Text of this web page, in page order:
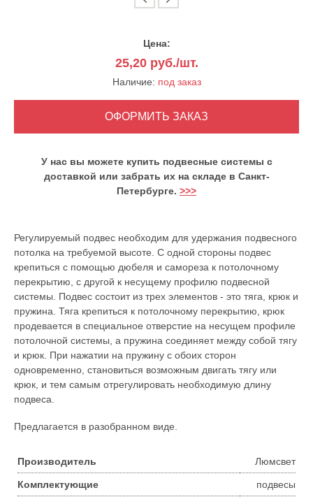
Цена:
25,20руб./шт.
Наличие: под заказ
У нас вы можете купить подвесные системы с
доставкой или забрать их на складе в Санкт-
Петербурге. >>>
Регулируемый подвес необходим для удержания подвесного
потолка на требуемой высоте. С одной стороны подвес
крепиться с помощью дюбеля и самореза к потолочному
перекрытию, с другой к несущему профилю подвесной
системы. Подвес состоит из трех элементов - это тяга, крюк и
пружина. Тяга крепиться к потолочному перекрытию, крюк
продевается в специальное отверстие на несущем профиле
потолочной системы, а пружина соединяет между собой тягу
и крюк. При нажатии на пружину с обоих сторон
одновременно, становиться возможным двигать тягу или
крюк, и тем самым отрегулировать необходимую длину
подвеса.
Предлагается в разобранном виде.
Производитель Люмсвет
Комплектующие подвесы